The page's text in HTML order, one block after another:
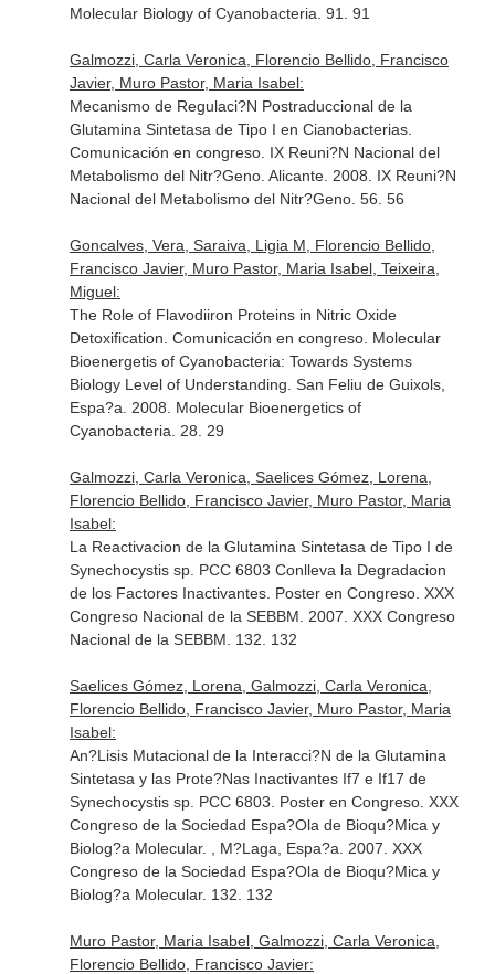
Molecular Biology of Cyanobacteria. 91. 91
Galmozzi, Carla Veronica, Florencio Bellido, Francisco
Javier, Muro Pastor, Maria Isabel:
Mecanismo de Regulaci?N Postraduccional de la
Glutamina Sintetasa de Tipo I en Cianobacterias.
Comunicación en congreso. IX Reuni?N Nacional del
Metabolismo del Nitr?Geno. Alicante. 2008. IX Reuni?N
Nacional del Metabolismo del Nitr?Geno. 56. 56
Goncalves, Vera, Saraiva, Ligia M, Florencio Bellido,
Francisco Javier, Muro Pastor, Maria Isabel, Teixeira,
Miguel:
The Role of Flavodiiron Proteins in Nitric Oxide
Detoxification. Comunicación en congreso. Molecular
Bioenergetis of Cyanobacteria: Towards Systems
Biology Level of Understanding. San Feliu de Guixols,
Espa?a. 2008. Molecular Bioenergetics of
Cyanobacteria. 28. 29
Galmozzi, Carla Veronica, Saelices Gómez, Lorena,
Florencio Bellido, Francisco Javier, Muro Pastor, Maria
Isabel:
La Reactivacion de la Glutamina Sintetasa de Tipo I de
Synechocystis sp. PCC 6803 Conlleva la Degradacion
de los Factores Inactivantes. Poster en Congreso. XXX
Congreso Nacional de la SEBBM. 2007. XXX Congreso
Nacional de la SEBBM. 132. 132
Saelices Gómez, Lorena, Galmozzi, Carla Veronica,
Florencio Bellido, Francisco Javier, Muro Pastor, Maria
Isabel:
An?Lisis Mutacional de la Interacci?N de la Glutamina
Sintetasa y las Prote?Nas Inactivantes If7 e If17 de
Synechocystis sp. PCC 6803. Poster en Congreso. XXX
Congreso de la Sociedad Espa?Ola de Bioqu?Mica y
Biolog?a Molecular. , M?Laga, Espa?a. 2007. XXX
Congreso de la Sociedad Espa?Ola de Bioqu?Mica y
Biolog?a Molecular. 132. 132
Muro Pastor, Maria Isabel, Galmozzi, Carla Veronica,
Florencio Bellido, Francisco Javier: